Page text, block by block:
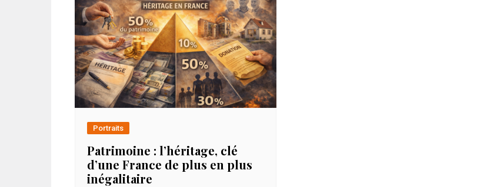
Portraits
Patrimoine : l’héritage, clé
d’une France de plus en plus
inégalitaire